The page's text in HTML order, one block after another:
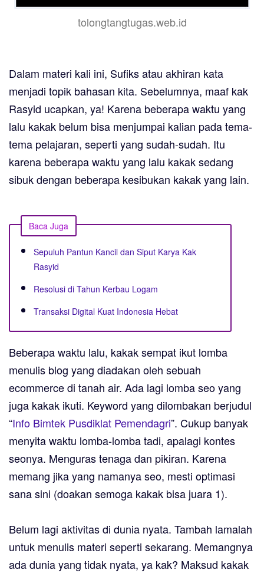
tolongtangtugas.web.id
Dalam materi kali ini, Sufiks atau akhiran kata
menjadi topik bahasan kita. Sebelumnya, maaf kak
Rasyid ucapkan, ya! Karena beberapa waktu yang
lalu kakak belum bisa menjumpai kalian pada tema-
tema pelajaran, seperti yang sudah-sudah. Itu
karena beberapa waktu yang lalu kakak sedang
sibuk dengan beberapa kesibukan kakak yang lain.
Baca Juga
Sepuluh Pantun Kancil dan Siput Karya Kak
Rasyid
Resolusi di Tahun Kerbau Logam
Transaksi Digital Kuat Indonesia Hebat
Beberapa waktu lalu, kakak sempat ikut lomba
menulis blog yang diadakan oleh sebuah
ecommerce di tanah air. Ada lagi lomba seo yang
juga kakak ikuti. Keyword yang dilombakan berjudul
“Info Bimtek Pusdiklat Pemendagri”. Cukup banyak
menyita waktu lomba-lomba tadi, apalagi kontes
seonya. Menguras tenaga dan pikiran. Karena
memang jika yang namanya seo, mesti optimasi
sana sini (doakan semoga kakak bisa juara 1).
Belum lagi aktivitas di dunia nyata. Tambah lamalah
untuk menulis materi seperti sekarang. Memangnya
ada dunia yang tidak nyata, ya kak? Maksud kakak